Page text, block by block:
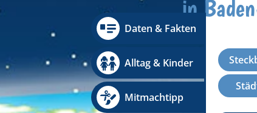
Daten & Fakten
Alltag & Kinder
Mitmachtipp
in